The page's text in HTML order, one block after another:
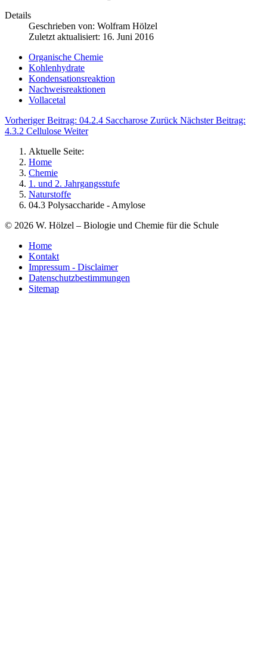
Details
Geschrieben von: Wolfram Hölzel
Zuletzt aktualisiert: 16. Juni 2016
Organische Chemie
Kohlenhydrate
Kondensationsreaktion
Nachweisreaktionen
Vollacetal
Vorheriger Beitrag: 04.2.4 Saccharose Zurück Nächster Beitrag:
4.3.2 Cellulose Weiter
Aktuelle Seite:
Home
Chemie
1. und 2. Jahrgangsstufe
Naturstoffe
04.3 Polysaccharide - Amylose
© 2026 W. Hölzel – Biologie und Chemie für die Schule
Home
Kontakt
Impressum - Disclaimer
Datenschutzbestimmungen
Sitemap